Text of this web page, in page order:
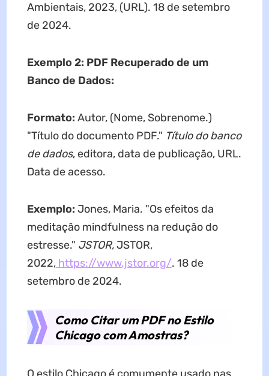
Ambientais, 2023, (URL). 18 de setembro
de 2024.
Exemplo 2: PDF Recuperado de um
Banco de Dados:
Formato: Autor, (Nome, Sobrenome.)
"Título do documento PDF." Título do banco
de dados, editora, data de publicação, URL.
Data de acesso.
Exemplo: Jones, Maria. "Os efeitos da
meditação mindfulness na redução do
estresse." JSTOR,JSTOR,
2022, https://www.jstor.org/. 18 de
setembro de 2024.
Como Citar um PDF no Estilo
Chicago com Amostras?